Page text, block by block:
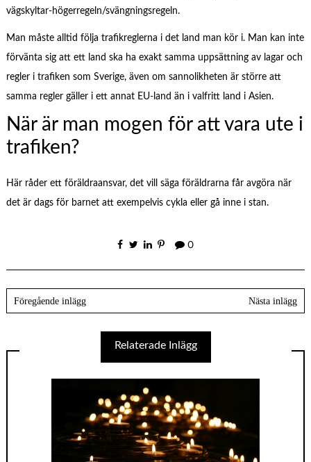
vägskyltar-högerregeln/svängningsregeln.
Man måste alltid följa trafikreglerna i det land man kör i. Man kan inte
förvänta sig att ett land ska ha exakt samma uppsättning av lagar och
regler i trafiken som Sverige, även om sannolikheten är större att
samma regler gäller i ett annat EU-land än i valfritt land i Asien.
När är man mogen för att vara ute i
trafiken?
Här råder ett föräldraansvar, det vill säga föräldrarna får avgöra när
det är dags för barnet att exempelvis cykla eller gå inne i stan.
0